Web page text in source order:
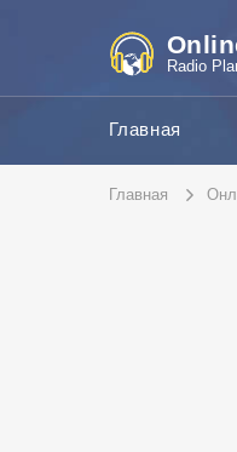
Radio
Главная
Главная